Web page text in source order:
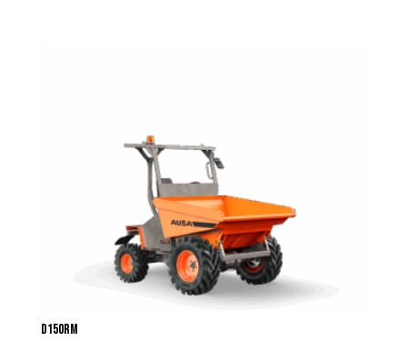
D150RM